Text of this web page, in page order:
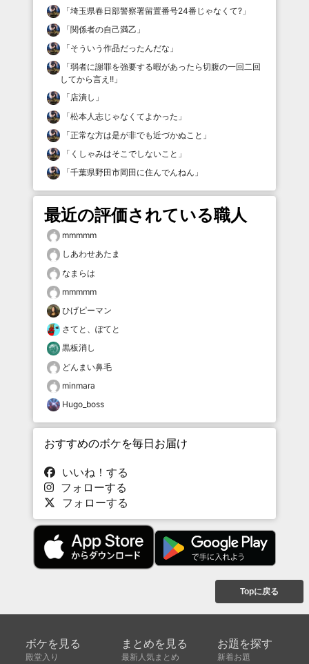
「埼玉県春日部警察署留置番号24番じゃなくて? 」
「関係者の自己満乙 」
「そういう作品だったんだな 」
「弱者に謝罪を強要する暇があったら切腹の一回二回
してから言え!! 」
「店潰し 」
「松本人志じゃなくてよかった 」
「正常な方は是が非でも近づかぬこと 」
「 くしゃみはそこでしないこと 」
「千葉県野田市岡田に住んでんねん 」
最近の評価されている職人
mmmmm
しあわせあたま
なまらは
mmmmm
ひげピーマン
さてと、ぽてと
黒板消し
どんまい鼻毛
minmara
Hugo_boss
おすすめのボケを毎日お届け
いいね！する
フォローする
フォローする
Topに戻る
ボケを見る
殿堂入り
まとめを見る
最新人気まとめ
お題を探す
新着お題